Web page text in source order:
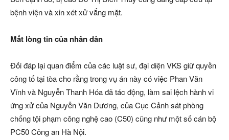
bệnh viện và xin xét xử vắng mặt.
Mất lòng tin của nhân dân
Đối đáp lại quan điểm của các luật sư, đại diện VKS giữ quyền
công tố tại tòa cho rằng trong vụ án này có việc Phan Văn
Vĩnh và Nguyễn Thanh Hóa đã tác động, làm sai lệch hành vi
ứng xử của Nguyễn Văn Dương, của Cục Cảnh sát phòng
chống tội phạm công nghệ cao (C50) cũng như một số cán bộ
PC50 Công an Hà Nội.